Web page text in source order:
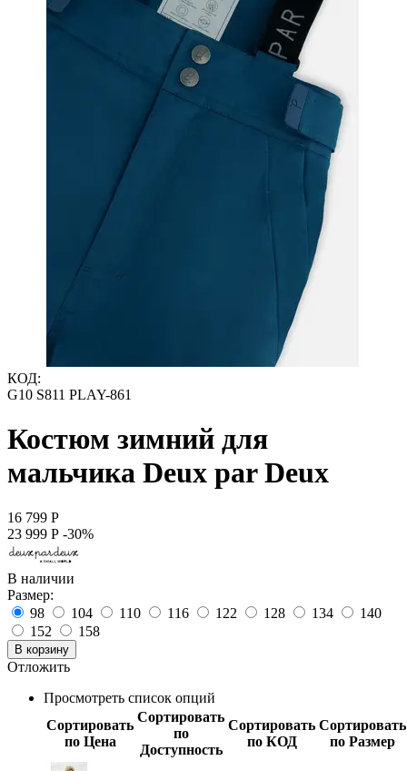
КОД:
G10 S811 PLAY-861
Костюм зимний для
мальчика Deux par Deux
16 799 Р
23 999 Р -30%
В наличии
Размер:
98
104 110 116 122 128 134
140
152
158
В корзину
Отложить
Просмотреть список опций
Сортировать
по Цена
Сортировать
по
Доступность
Сортировать
по КОД
Сортировать
по Размер